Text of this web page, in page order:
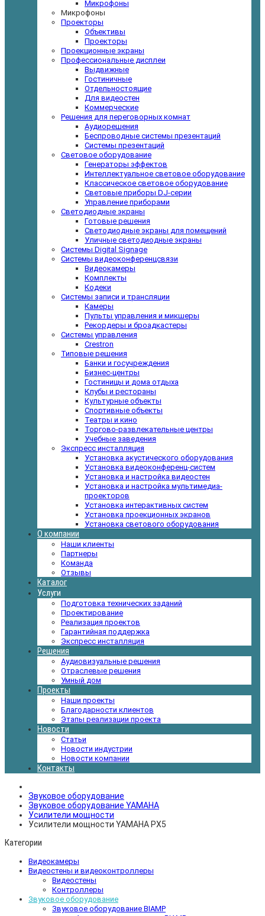
Микрофоны
Микрофоны
Проекторы
Объективы
Проекторы
Проекционные экраны
Профессиональные дисплеи
Выдвижные
Гостиничные
Отдельностоящие
Для видеостен
Коммерческие
Решения для переговорных комнат
Аудиорешения
Беспроводные системы презентаций
Системы презентаций
Световое оборудование
Генераторы эффектов
Интеллектуальное световое оборудование
Классическое световое оборудование
Световые приборы DJ-серии
Управление приборами
Светодиодные экраны
Готовые решения
Светодиодные экраны для помещений
Уличные светодиодные экраны
Системы Digital Signage
Системы видеоконференцсвязи
Видеокамеры
Комплекты
Кодеки
Системы записи и трансляции
Камеры
Пульты управления и микшеры
Рекордеры и броадкастеры
Системы управления
Crestron
Типовые решения
Банки и госучреждения
Бизнес-центры
Гостиницы и дома отдыха
Клубы и рестораны
Культурные объекты
Спортивные объекты
Театры и кино
Торгово-развлекательные центры
Учебные заведения
Экспресс инсталляция
Установка акустического оборудования
Установка видеоконференц-систем
Установка и настройка видеостен
Установка и настройка мультимедиа-
проекторов
Установка интерактивных систем
Установка проекционных экранов
Установка светового оборудования
О компании
Наши клиенты
Партнеры
Команда
Отзывы
Каталог
Услуги
Подготовка технических заданий
Проектирование
Реализация проектов
Гарантийная поддержка
Экспресс инсталляция
Решения
Аудиовизуальные решения
Отраслевые решения
Умный дом
Проекты
Наши проекты
Благодарности клиентов
Этапы реализации проекта
Новости
Статьи
Новости индустрии
Новости компании
Контакты
Звуковое оборудование
Звуковое оборудование YAMAHA
Усилители мощности
Усилители мощности YAMAHA PX5
Категории
Видеокамеры
Видеостены и видеоконтроллеры
Видеостены
Контроллеры
Звуковое оборудование
Звуковое оборудование BIAMP